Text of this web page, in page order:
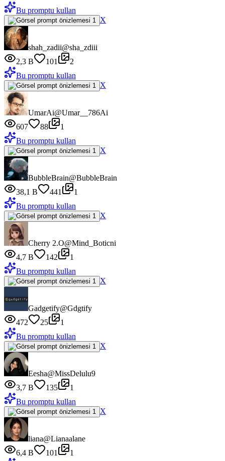
Bu promptu kullan
X
shah_zadii@sha_zdiii
2,3 B
101
2
Bu promptu kullan
X
UmarAi@Umar__786Ai
607
88
1
Bu promptu kullan
X
BubbleBrain@BubbleBrain
38,1 B
441
1
Bu promptu kullan
X
Cherry 2.O@Mind_Boticni
4,7 B
142
1
Bu promptu kullan
X
Gadgetify@Gdgtify
472
25
1
Bu promptu kullan
X
Eesha@MissDelulu9
3,7 B
135
1
Bu promptu kullan
X
liana@Lianaalane
6,4 B
101
1